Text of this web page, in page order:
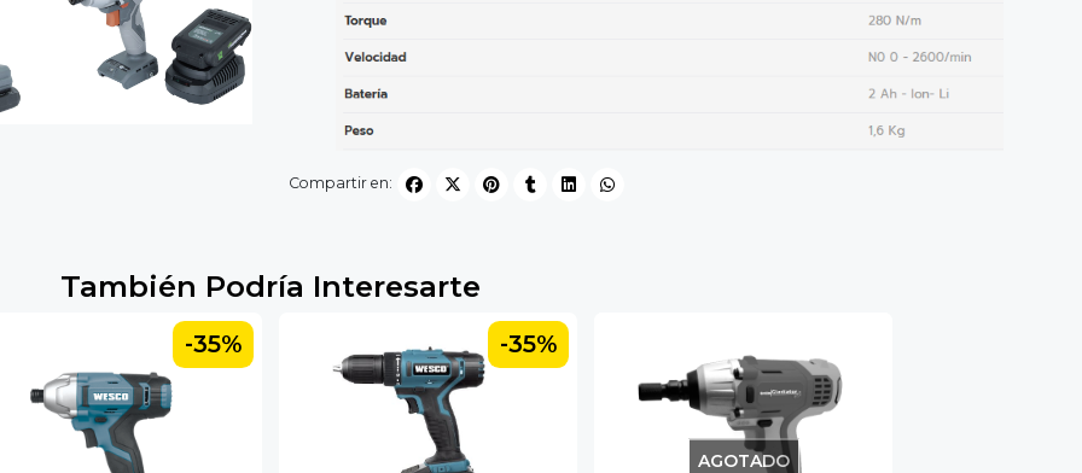
Compartir en:
También Podría Interesarte
-35% -35%
AGOTADO